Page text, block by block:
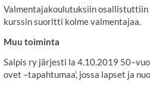
Valmentajakoulutuksiin osallistuttiin
kurssin suoritti kolme valmentajaa.
Muu toiminta
Salpis ry järjesti la 4.10.2019
ovet –tapahtumaa’, jossa lapset ja